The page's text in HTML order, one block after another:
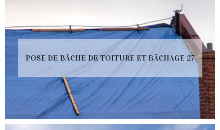
POSE DE BÂCHE DE TOITURE ET BÂCHAGE 27